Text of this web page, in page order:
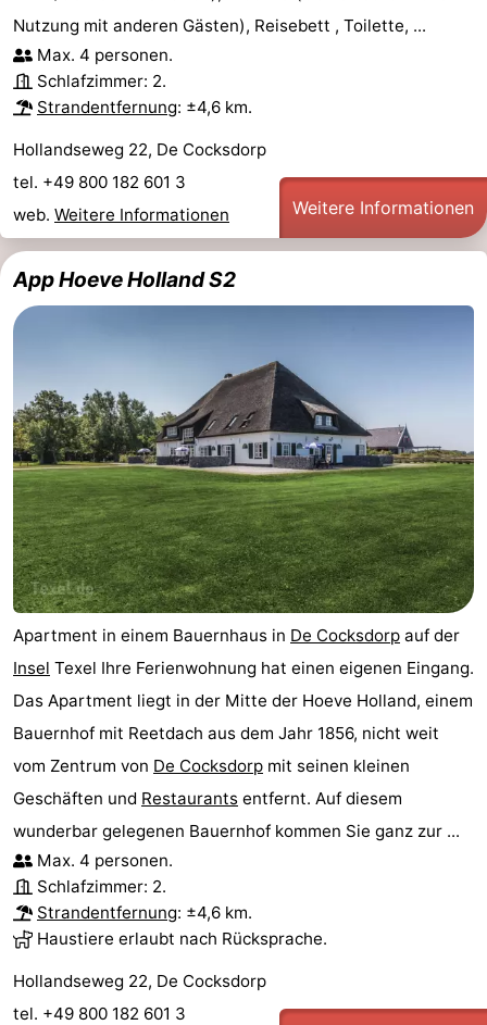
Nutzung mit anderen Gästen), Reisebett , Toilette, ...
Max. 4 personen.
Schlafzimmer: 2.
Strandentfernung: ±4,6 km.
Hollandseweg 22, De Cocksdorp
tel. +49 800 182 601 3
web. Weitere Informationen Weitere Informationen
App Hoeve Holland S2
Apartment in einem Bauernhaus in De Cocksdorp auf der
Insel Texel Ihre Ferienwohnung hat einen eigenen Eingang.
Das Apartment liegt in der Mitte der Hoeve Holland, einem
Bauernhof mit Reetdach aus dem Jahr 1856, nicht weit
vom Zentrum von De Cocksdorp mit seinen kleinen
Geschäften und Restaurants entfernt. Auf diesem
wunderbar gelegenen Bauernhof kommen Sie ganz zur ...
Max. 4 personen.
Schlafzimmer: 2.
Strandentfernung: ±4,6 km.
Haustiere erlaubt nach Rücksprache.
Hollandseweg 22, De Cocksdorp
tel. +49 800 182 601 3